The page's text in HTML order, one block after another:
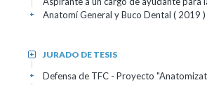
Anatomí General y Buco Dental ( 2019 )
+
JURADO DE TESIS
+
Defensa de TFC - Proyecto
+